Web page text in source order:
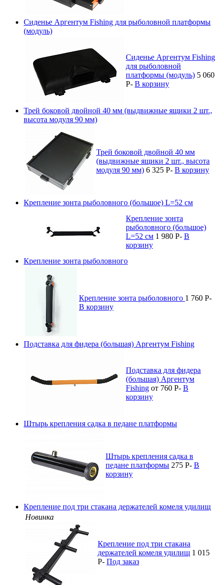
Сиденье Аргентум Fishing для рыболовной платформы
(модуль)
Сиденье Аргентум Fishing
для рыболовной
платформы (модуль) 5 060
P- В корзину
Трей боковой двойной 40 мм (выдвижные ящики 2 шт.,
высота модуля 90 мм)
Трей боковой двойной 40 мм
(выдвижные ящики 2 шт., высота
модуля 90 мм) 6 325 P- В корзину
Крепление зонта рыболовного (большое) L=52 см
Крепление зонта
рыболовного (большое)
L=52 см 1 980 P- В
корзину
Крепление зонта рыболовного
Крепление зонта рыболовного 1 760 P-
В корзину
Подставка для фидера (большая) Аргентум Fishing
Подставка для фидера
(большая) Аргентум
Fishing от 760 P- В
корзину
Штырь крепления садка в педане платформы
Штырь крепления садка в
педане платформы 275 P- В
корзину
Крепление под три стакана держателей комеля удилищ
Новинка
Крепление под три стакана
держателей комеля удилищ 1 015
P- Под заказ